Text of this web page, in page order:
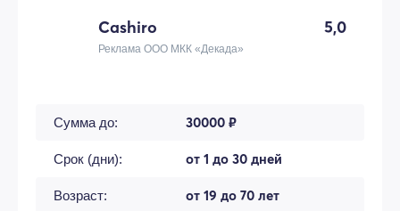
Cashiro 5,0
Реклама ООО МКК «Декада»
Сумма до: 30000 ₽
Срок (дни): от 1 до 30 дней
Возраст: от 19 до 70 лет